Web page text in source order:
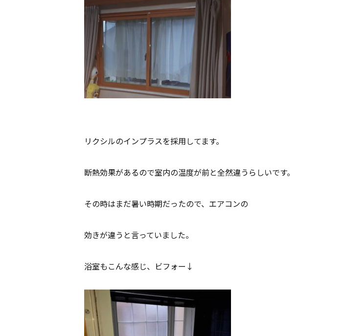
リクシルのインプラスを採用してます。
断熱効果があるので室内の温度が前と全然違うらしいです。
その時はまだ暑い時期だったので、エアコンの
効きが違うと言っていました。
浴室もこんな感じ、ビフォー↓